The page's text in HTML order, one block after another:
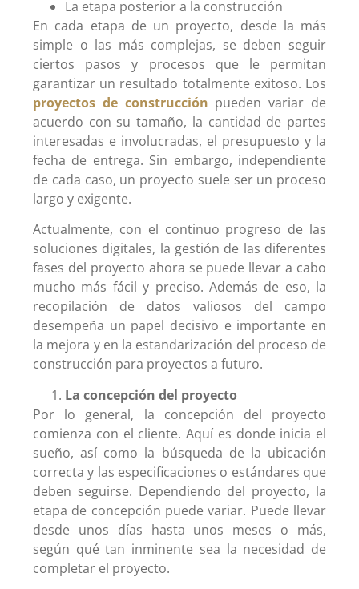
La etapa posterior a la construcción
En cada etapa de un proyecto, desde la más
simple o las más complejas, se deben seguir
ciertos pasos y procesos que le permitan
garantizar un resultado totalmente exitoso. Los
proyectos de construcción pueden variar de
acuerdo con su tamaño, la cantidad de partes
interesadas e involucradas, el presupuesto y la
fecha de entrega. Sin embargo, independiente
de cada caso, un proyecto suele ser un proceso
largo y exigente.
Actualmente, con el continuo progreso de las
soluciones digitales, la gestión de las diferentes
fases del proyecto ahora se puede llevar a cabo
mucho más fácil y preciso. Además de eso, la
recopilación de datos valiosos del campo
desempeña un papel decisivo e importante en
la mejora y en la estandarización del proceso de
construcción para proyectos a futuro.
La concepción del proyecto
Por lo general, la concepción del proyecto
comienza con el cliente. Aquí es donde inicia el
sueño, así como la búsqueda de la ubicación
correcta y las especificaciones o estándares que
deben seguirse. Dependiendo del proyecto, la
etapa de concepción puede variar. Puede llevar
desde unos días hasta unos meses o más,
según qué tan inminente sea la necesidad de
completar el proyecto.